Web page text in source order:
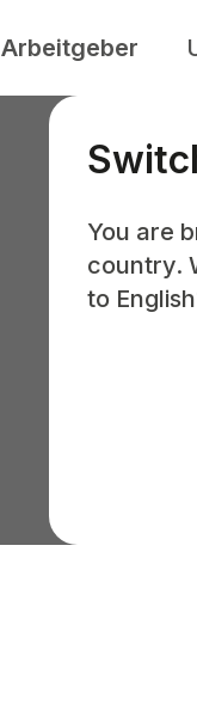
Arbeitgeber
You are
country.
to